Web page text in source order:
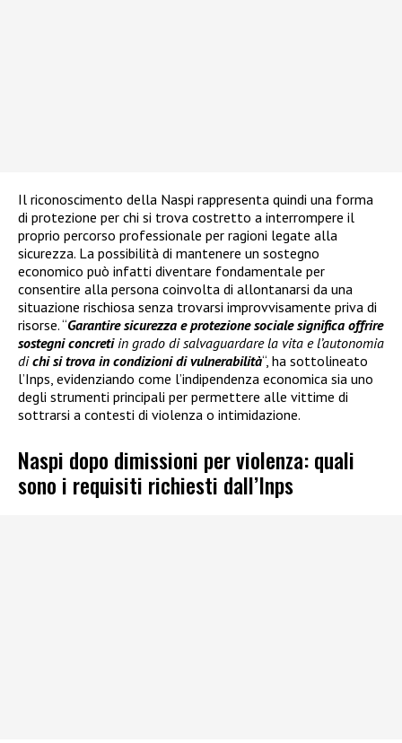
Il riconoscimento della Naspi rappresenta quindi una forma
di protezione per chi si trova costretto a interrompere il
proprio percorso professionale per ragioni legate alla
sicurezza. La possibilità di mantenere un sostegno
economico può infatti diventare fondamentale per
consentire alla persona coinvolta di allontanarsi da una
situazione rischiosa senza trovarsi improvvisamente priva di
risorse. “Garantire sicurezza e protezione sociale significa offrire
sostegni concretiin grado di salvaguardare la vita e l’autonomia
dichi si trova in condizioni di vulnerabilità“, ha sottolineato
l’Inps, evidenziando come l’indipendenza economica sia uno
degli strumenti principali per permettere alle vittime di
sottrarsi a contesti di violenza o intimidazione.
Naspi dopo dimissioni per violenza: quali
sono i requisiti richiesti dall’Inps